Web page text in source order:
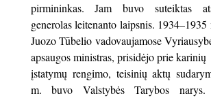
pirmininkas. Jam buvo suteiktas
generolas leitenanto laipsnis.
Juozo Tūbelio vadovaujamose
apsaugos ministras, prisidėjo prie karinių
įstatymų rengimo, teisinių aktų
m. buvo Valstybės Tarybos